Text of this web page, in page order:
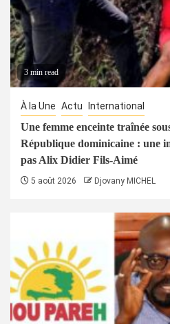
3 min read
À la Une Actu International
Une femme enceinte traînée
République dominicaine : une
pas Alix Didier Fils-Aimé
5 août 2026 Djovany MICHEL